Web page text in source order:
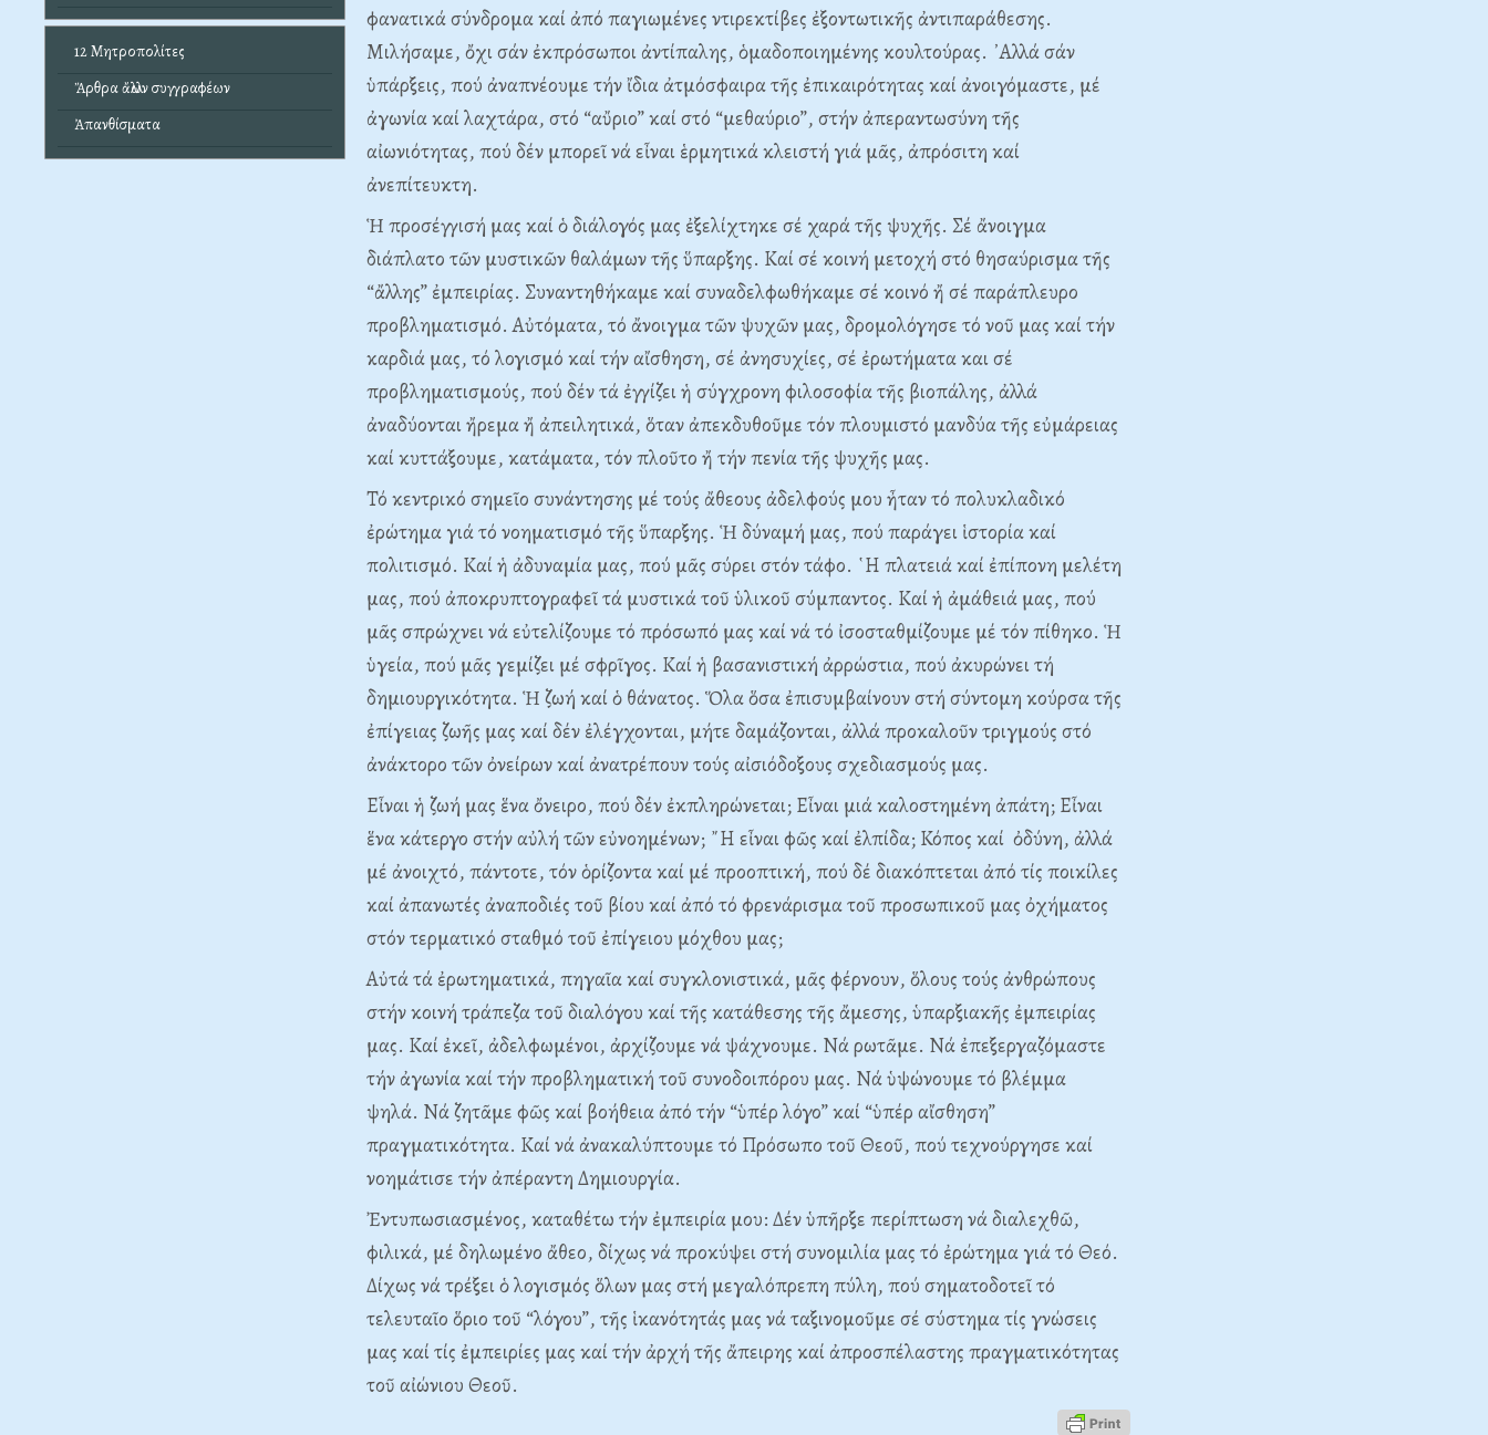
12 Μητροπολίτες
Ἄρθρα ἄλλων συγγραφέων
Ἀπανθίσματα
φανατικά σύνδρομα καί ἀπό παγιωμένες ντιρεκτίβες ἐξοντωτικῆς ἀντιπαράθεσης.
Μιλήσαμε, ὄχι σάν ἐκπρόσωποι ἀντίπαλης, ὁμαδοποιημένης κουλτούρας. ᾿Αλλά σάν
ὑπάρξεις, πού ἀναπνέουμε τήν ἴδια ἀτμόσφαιρα τῆς ἐπικαιρότητας καί ἀνοιγόμαστε, μέ
ἀγωνία καί λαχτάρα, στό “αὔριο” καί στό “μεθαύριο”, στήν ἀπεραντωσύνη τῆς
αἰωνιότητας, πού δέν μπορεῖ νά εἶναι ἑρμητικά κλειστή γιά μᾶς, ἀπρόσιτη καί
ἀνεπίτευκτη.
Ἡ προσέγγισή μας καί ὁ διάλογός μας ἐξελίχτηκε σέ χαρά τῆς ψυχῆς. Σέ ἄνοιγμα
διάπλατο τῶν μυστικῶν θαλάμων τῆς ὕπαρξης. Καί σέ κοινή μετοχή στό θησαύρισμα τῆς
“ἄλλης” ἐμπειρίας. Συναντηθήκαμε καί συναδελφωθήκαμε σέ κοινό ἤ σέ παράπλευρο
προβληματισμό. Αὐτόματα, τό ἄνοιγμα τῶν ψυχῶν μας, δρομολόγησε τό νοῦ μας καί τήν
καρδιά μας, τό λογισμό καί τήν αἴσθηση, σέ ἀνησυχίες, σέ ἐρωτήματα και σέ
προβληματισμούς, πού δέν τά ἐγγίζει ἡ σύγχρονη φιλοσοφία τῆς βιοπάλης, ἀλλά
ἀναδύονται ἤρεμα ἤ ἀπειλητικά, ὅταν ἀπεκδυθοῦμε τόν πλουμιστό μανδύα τῆς εὐμάρειας
καί κυττάξουμε, κατάματα, τόν πλοῦτο ἤ τήν πενία τῆς ψυχῆς μας.
Τό κεντρικό σημεῖο συνάντησης μέ τούς ἄθεους ἀδελφούς μου ἦταν τό πολυκλαδικό
ἐρώτημα γιά τό νοηματισμό τῆς ὕπαρξης. Ἡ δύναμή μας, πού παράγει ἱστορία καί
πολιτισμό. Καί ἡ ἀδυναμία μας, πού μᾶς σύρει στόν τάφο. ῾Η πλατειά καί ἐπίπονη μελέτη
μας, πού ἀποκρυπτογραφεῖ τά μυστικά τοῦ ὑλικοῦ σύμπαντος. Καί ἡ ἀμάθειά μας, πού
μᾶς σπρώχνει νά εὐτελίζουμε τό πρόσωπό μας καί νά τό ἰσοσταθμίζουμε μέ τόν πίθηκο. Ἡ
ὑγεία, πού μᾶς γεμίζει μέ σφρῖγος. Καί ἡ βασανιστική ἀρρώστια, πού ἀκυρώνει τή
δημιουργικότητα. Ἡ ζωή καί ὁ θάνατος. Ὅλα ὅσα ἐπισυμβαίνουν στή σύντομη κούρσα τῆς
ἐπίγειας ζωῆς μας καί δέν ἐλέγχονται, μήτε δαμάζονται, ἀλλά προκαλοῦν τριγμούς στό
ἀνάκτορο τῶν ὀνείρων καί ἀνατρέπουν τούς αἰσιόδοξους σχεδιασμούς μας.
Εἶναι ἡ ζωή μας ἕνα ὄνειρο, πού δέν ἐκπληρώνεται; Εἶναι μιά καλοστημένη ἀπάτη; Εἶναι
ἕνα κάτεργο στήν αὐλή τῶν εὐνοημένων; ῎Η εἶναι φῶς καί ἐλπίδα; Κόπος καί ὀδύνη, ἀλλά
μέ ἀνοιχτό, πάντοτε, τόν ὁρίζοντα καί μέ προοπτική, πού δέ διακόπτεται ἀπό τίς ποικίλες
καί ἀπανωτές ἀναποδιές τοῦ βίου καί ἀπό τό φρενάρισμα τοῦ προσωπικοῦ μας ὀχήματος
στόν τερματικό σταθμό τοῦ ἐπίγειου μόχθου μας;
Αὐτά τά ἐρωτηματικά, πηγαῖα καί συγκλονιστικά, μᾶς φέρνουν, ὅλους τούς ἀνθρώπους
στήν κοινή τράπεζα τοῦ διαλόγου καί τῆς κατάθεσης τῆς ἄμεσης, ὑπαρξιακῆς ἐμπειρίας
μας. Καί ἐκεῖ, ἀδελφωμένοι, ἀρχίζουμε νά ψάχνουμε. Νά ρωτᾶμε. Νά ἐπεξεργαζόμαστε
τήν ἀγωνία καί τήν προβληματική τοῦ συνοδοιπόρου μας. Νά ὑψώνουμε τό βλέμμα
ψηλά. Νά ζητᾶμε φῶς καί βοήθεια ἀπό τήν “ὑπέρ λόγο” καί “ὑπέρ αἴσθηση”
πραγματικότητα. Καί νά ἀνακαλύπτουμε τό Πρόσωπο τοῦ Θεοῦ, πού τεχνούργησε καί
νοημάτισε τήν ἀπέραντη Δημιουργία.
Ἐντυπωσιασμένος, καταθέτω τήν ἐμπειρία μου: Δέν ὑπῆρξε περίπτωση νά διαλεχθῶ,
φιλικά, μέ δηλωμένο ἄθεο, δίχως νά προκύψει στή συνομιλία μας τό ἐρώτημα γιά τό Θεό.
Δίχως νά τρέξει ὁ λογισμός ὅλων μας στή μεγαλόπρεπη πύλη, πού σηματοδοτεῖ τό
τελευταῖο ὅριο τοῦ “λόγου”, τῆς ἱκανότητάς μας νά ταξινομοῦμε σέ σύστημα τίς γνώσεις
μας καί τίς ἐμπειρίες μας καί τήν ἀρχή τῆς ἄπειρης καί ἀπροσπέλαστης πραγματικότητας
τοῦ αἰώνιου Θεοῦ.